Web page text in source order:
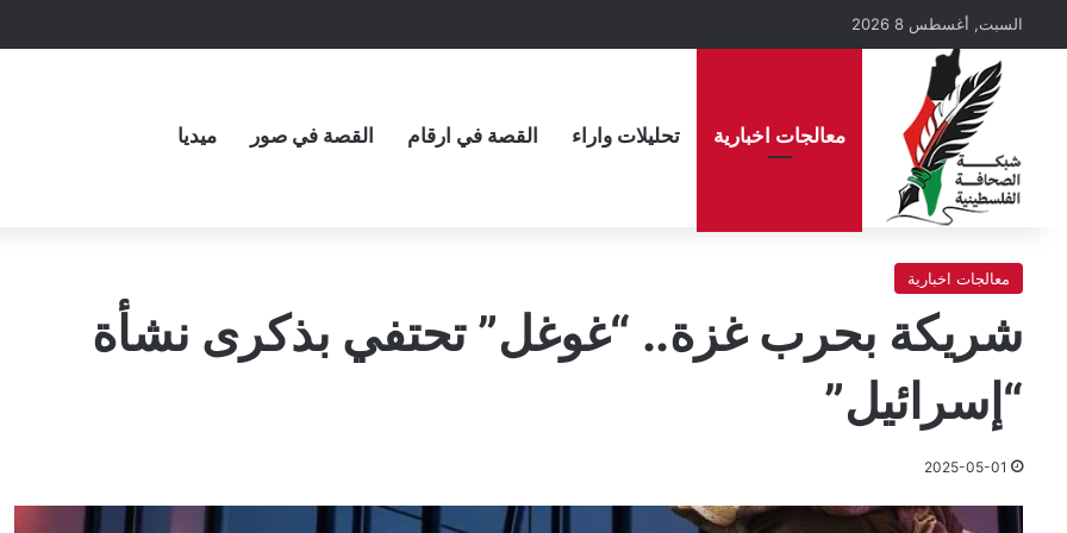
السبت, أغسطس 8 2026
معالجات اخبارية تحليلات واراء القصة في ارقام القصة في صور ميديا
معالجات اخبارية
شريكة بحرب غزة.. “غوغل” تحتفي بذكرى نشأة
“إسرائيل”
2025-05-01